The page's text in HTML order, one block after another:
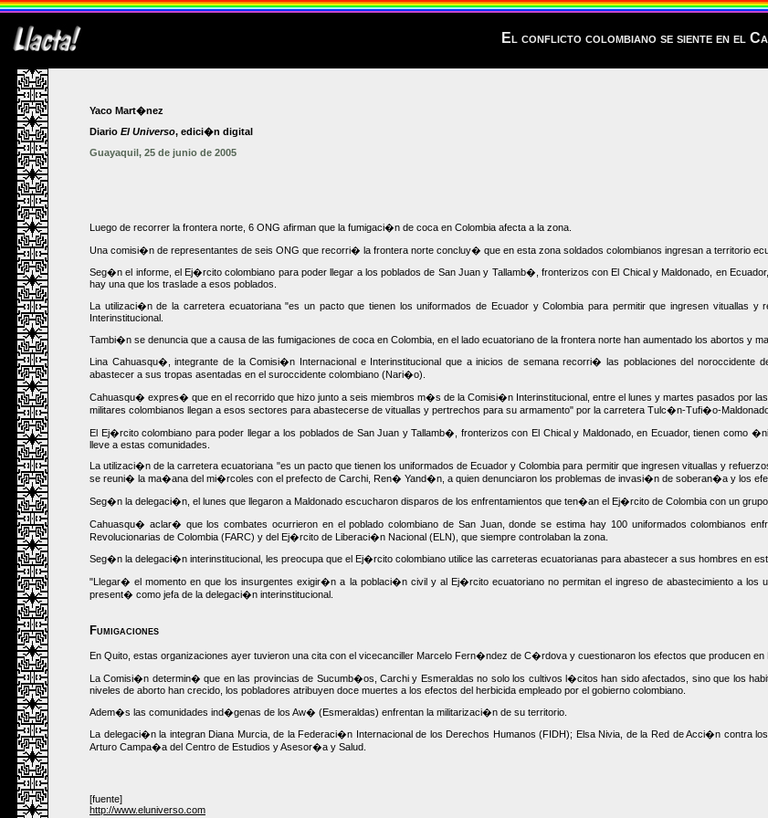
El conflicto colombiano se siente en el
Yaco Mart�nez
Diario El Universo, edici�n digital
Guayaquil, 25 de junio de 2005
Luego de recorrer la frontera norte, 6 ONG afirman que la fumigaci�n de coca en Colombia afecta a la zona.
Una comisi�n de representantes de seis ONG que recorri� la frontera norte concluy� que en esta zona soldados colombianos ingresan a territorio
Seg�n el informe, el Ej�rcito colombiano para poder llegar a los poblados de San Juan y Tallamb�, fronterizos con El Chical y Maldonado, en
hay una que los traslade a esos poblados.
La utilizaci�n de la carretera ecuatoriana "es un pacto que tienen los uniformados de Ecuador y Colombia para permitir que ingresen vituallas
Interinstitucional.
Tambi�n se denuncia que a causa de las fumigaciones de coca en Colombia, en el lado ecuatoriano de la frontera norte han aumentado los abortos y
Lina Cahuasqu�, integrante de la Comisi�n Internacional e Interinstitucional que a inicios de semana recorri� las poblaciones del
abastecer a sus tropas asentadas en el suroccidente colombiano (Nari�o).
Cahuasqu� expres� que en el recorrido que hizo junto a seis miembros m�s de la Comisi�n Interinstitucional, entre el lunes y martes pasados por
militares colombianos llegan a esos sectores para abastecerse de vituallas y pertrechos para su armamento" por la carretera Tulc�n-Tufi�o-
El Ej�rcito colombiano para poder llegar a los poblados de San Juan y Tallamb�, fronterizos con El Chical y Maldonado, en Ecuador, tienen como
lleve a estas comunidades.
La utilizaci�n de la carretera ecuatoriana "es un pacto que tienen los uniformados de Ecuador y Colombia para permitir que ingresen vituallas y
se reuni� la ma�ana del mi�rcoles con el prefecto de Carchi, Ren� Yand�n, a quien denunciaron los problemas de invasi�n de soberan�a y los
Seg�n la delegaci�n, el lunes que llegaron a Maldonado escucharon disparos de los enfrentamientos que ten�an el Ej�rcito de Colombia con un grupo
Cahuasqu� aclar� que los combates ocurrieron en el poblado colombiano de San Juan, donde se estima hay 100 uniformados colombianos
Revolucionarias de Colombia (FARC) y del Ej�rcito de Liberaci�n Nacional (ELN), que siempre controlaban la zona.
Seg�n la delegaci�n interinstitucional, les preocupa que el Ej�rcito colombiano utilice las carreteras ecuatorianas para abastecer a sus hombres en
"Llegar� el momento en que los insurgentes exigir�n a la poblaci�n civil y al Ej�rcito ecuatoriano no permitan el ingreso de abastecimiento a
present� como jefa de la delegaci�n interinstitucional.
Fumigaciones
En Quito, estas organizaciones ayer tuvieron una cita con el vicecanciller Marcelo Fern�ndez de C�rdova y cuestionaron los efectos que producen en
La Comisi�n determin� que en las provincias de Sucumb�os, Carchi y Esmeraldas no solo los cultivos l�citos han sido afectados, sino que los
niveles de aborto han crecido, los pobladores atribuyen doce muertes a los efectos del herbicida empleado por el gobierno colombiano.
Adem�s las comunidades ind�genas de los Aw� (Esmeraldas) enfrentan la militarizaci�n de su territorio.
La delegaci�n la integran Diana Murcia, de la Federaci�n Internacional de los Derechos Humanos (FIDH); Elsa Nivia, de la Red de Acci�n
Arturo Campa�a del Centro de Estudios y Asesor�a y Salud.
[fuente]
http://www.eluniverso.com